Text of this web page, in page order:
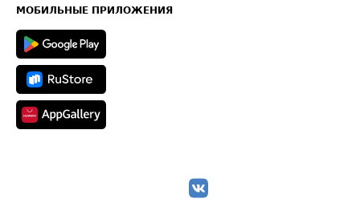
Техническая информация
МОБИЛЬНЫЕ ПРИЛОЖЕНИЯ